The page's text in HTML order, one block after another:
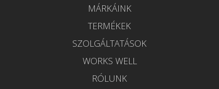
MÁRKÁINK
TERMÉKEK
SZOLGÁLTATÁSOK
WORKS WELL
RÓLUNK